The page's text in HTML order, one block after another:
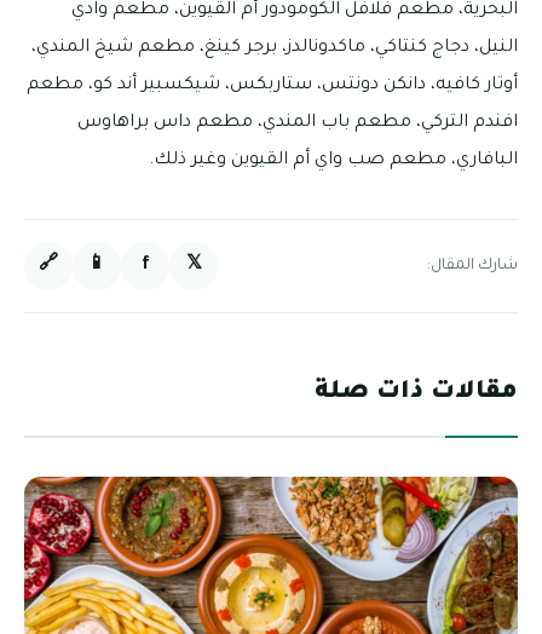
البحرية، مطعم فلافل الكومودور أم القيوين، مطعم وادي
النيل، دجاج كنتاكي، ماكدونالدز، برجر كينغ، مطعم شيخ المندي،
أوتار كافيه، دانكن دونتس، ستاربكس، شيكسبير أند كو، مطعم
افندم التركي، مطعم باب المندي، مطعم داس براهاوس
البافاري، مطعم صب واي أم القيوين وغير ذلك.
شارك المقال: 𝕏
f
📱
🔗
مقالات ذات صلة